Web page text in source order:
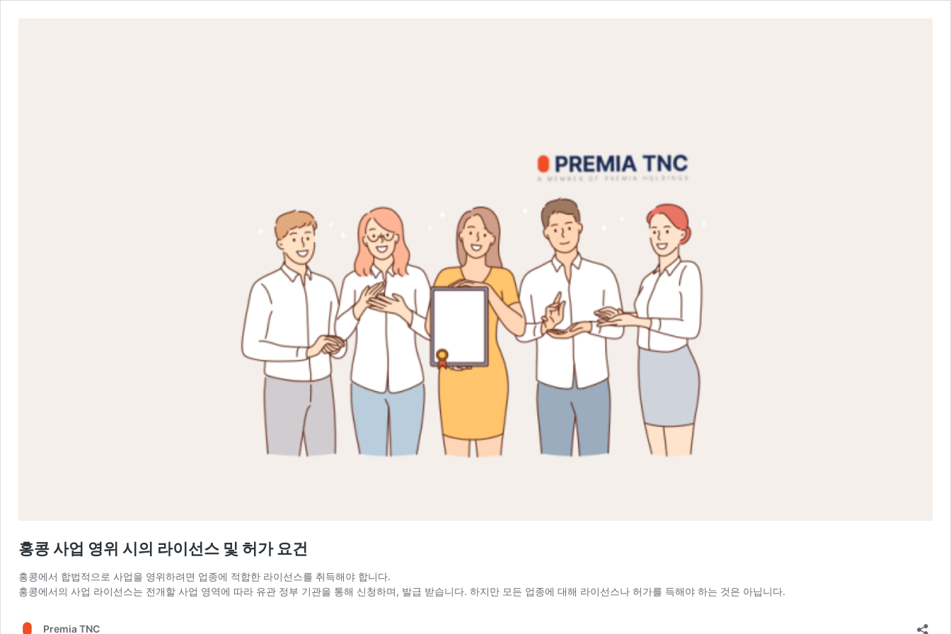
홍콩 사업 영위 시의 라이선스 및 허가 요건
홍콩에서 합법적으로 사업을 영위하려면 업종에 적합한 라이선스를 취득해야 합니다.
홍콩에서의 사업 라이선스는 전개할 사업 영역에 따라 유관 정부 기관을 통해 신청하며, 발급 받습니다. 하지만 모든 업종에 대해 라이선스나 허가를 득해야 하는 것은 아닙니다.
Premia TNC